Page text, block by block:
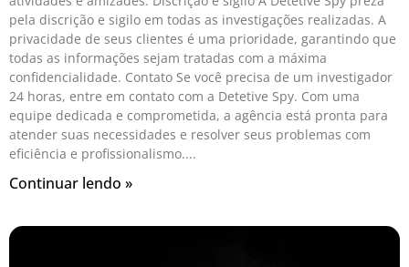
pela discrição e sigilo em todas as investigações realizadas. A
privacidade de seus clientes é uma prioridade, garantindo que
todas as informações sejam tratadas com a máxima
confidencialidade. Contato Se você precisa de um investigador
24 horas, entre em contato com a Detetive Spy. Com uma
equipe dedicada e comprometida, a agência está pronta para
atender suas necessidades e resolver seus problemas com
eficiência e profissionalismo.
Continuar lendo »